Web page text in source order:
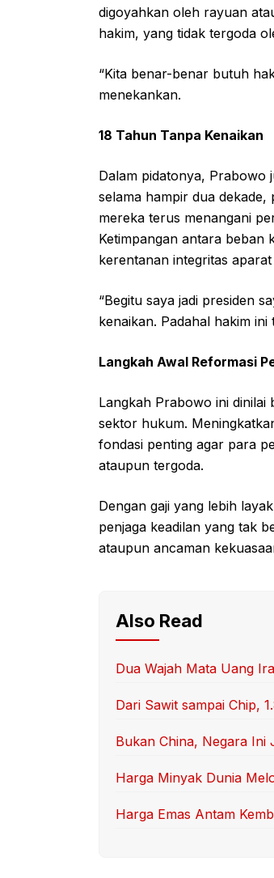
digoyahkan oleh rayuan
hakim, yang tidak tergoda
“Kita benar-benar butuh
menekankan.
18 Tahun Tanpa Kenaikan
Dalam pidatonya, Prabowo
selama hampir dua
mereka terus menangani
Ketimpangan antara beban
kerentanan integritas
“Begitu saya jadi presiden
kenaikan. Padahal hakim
Langkah Awal Reformasi
Langkah Prabowo ini
sektor hukum.
fondasi penting agar para
ataupun tergoda.
Dengan gaji yang lebih
penjaga keadilan yang tak
ataupun ancaman
Also Read
Dua Wajah Mata Uang
Dari Sawit sampai Chip,
Bukan China, Negara Ini
Harga Minyak Dunia
Harga Emas Antam